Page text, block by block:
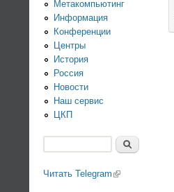
Метакомпьютинг
Информация
Конференции
Центры
История
Россия
Новости
Наш сервис
ЦКП
Читать Telegram (link is external)